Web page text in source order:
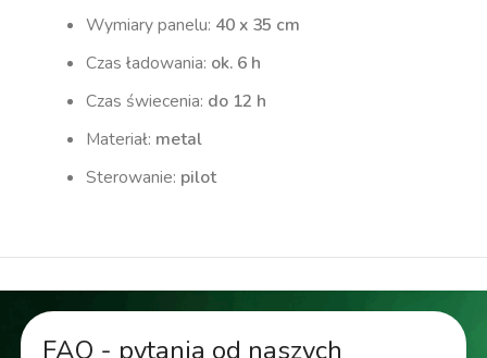
Wymiary panelu: 40 x 35 cm
Czas ładowania: ok. 6 h
Czas świecenia: do 12 h
Materiał: metal
Sterowanie: pilot
FAQ - pytania od naszych